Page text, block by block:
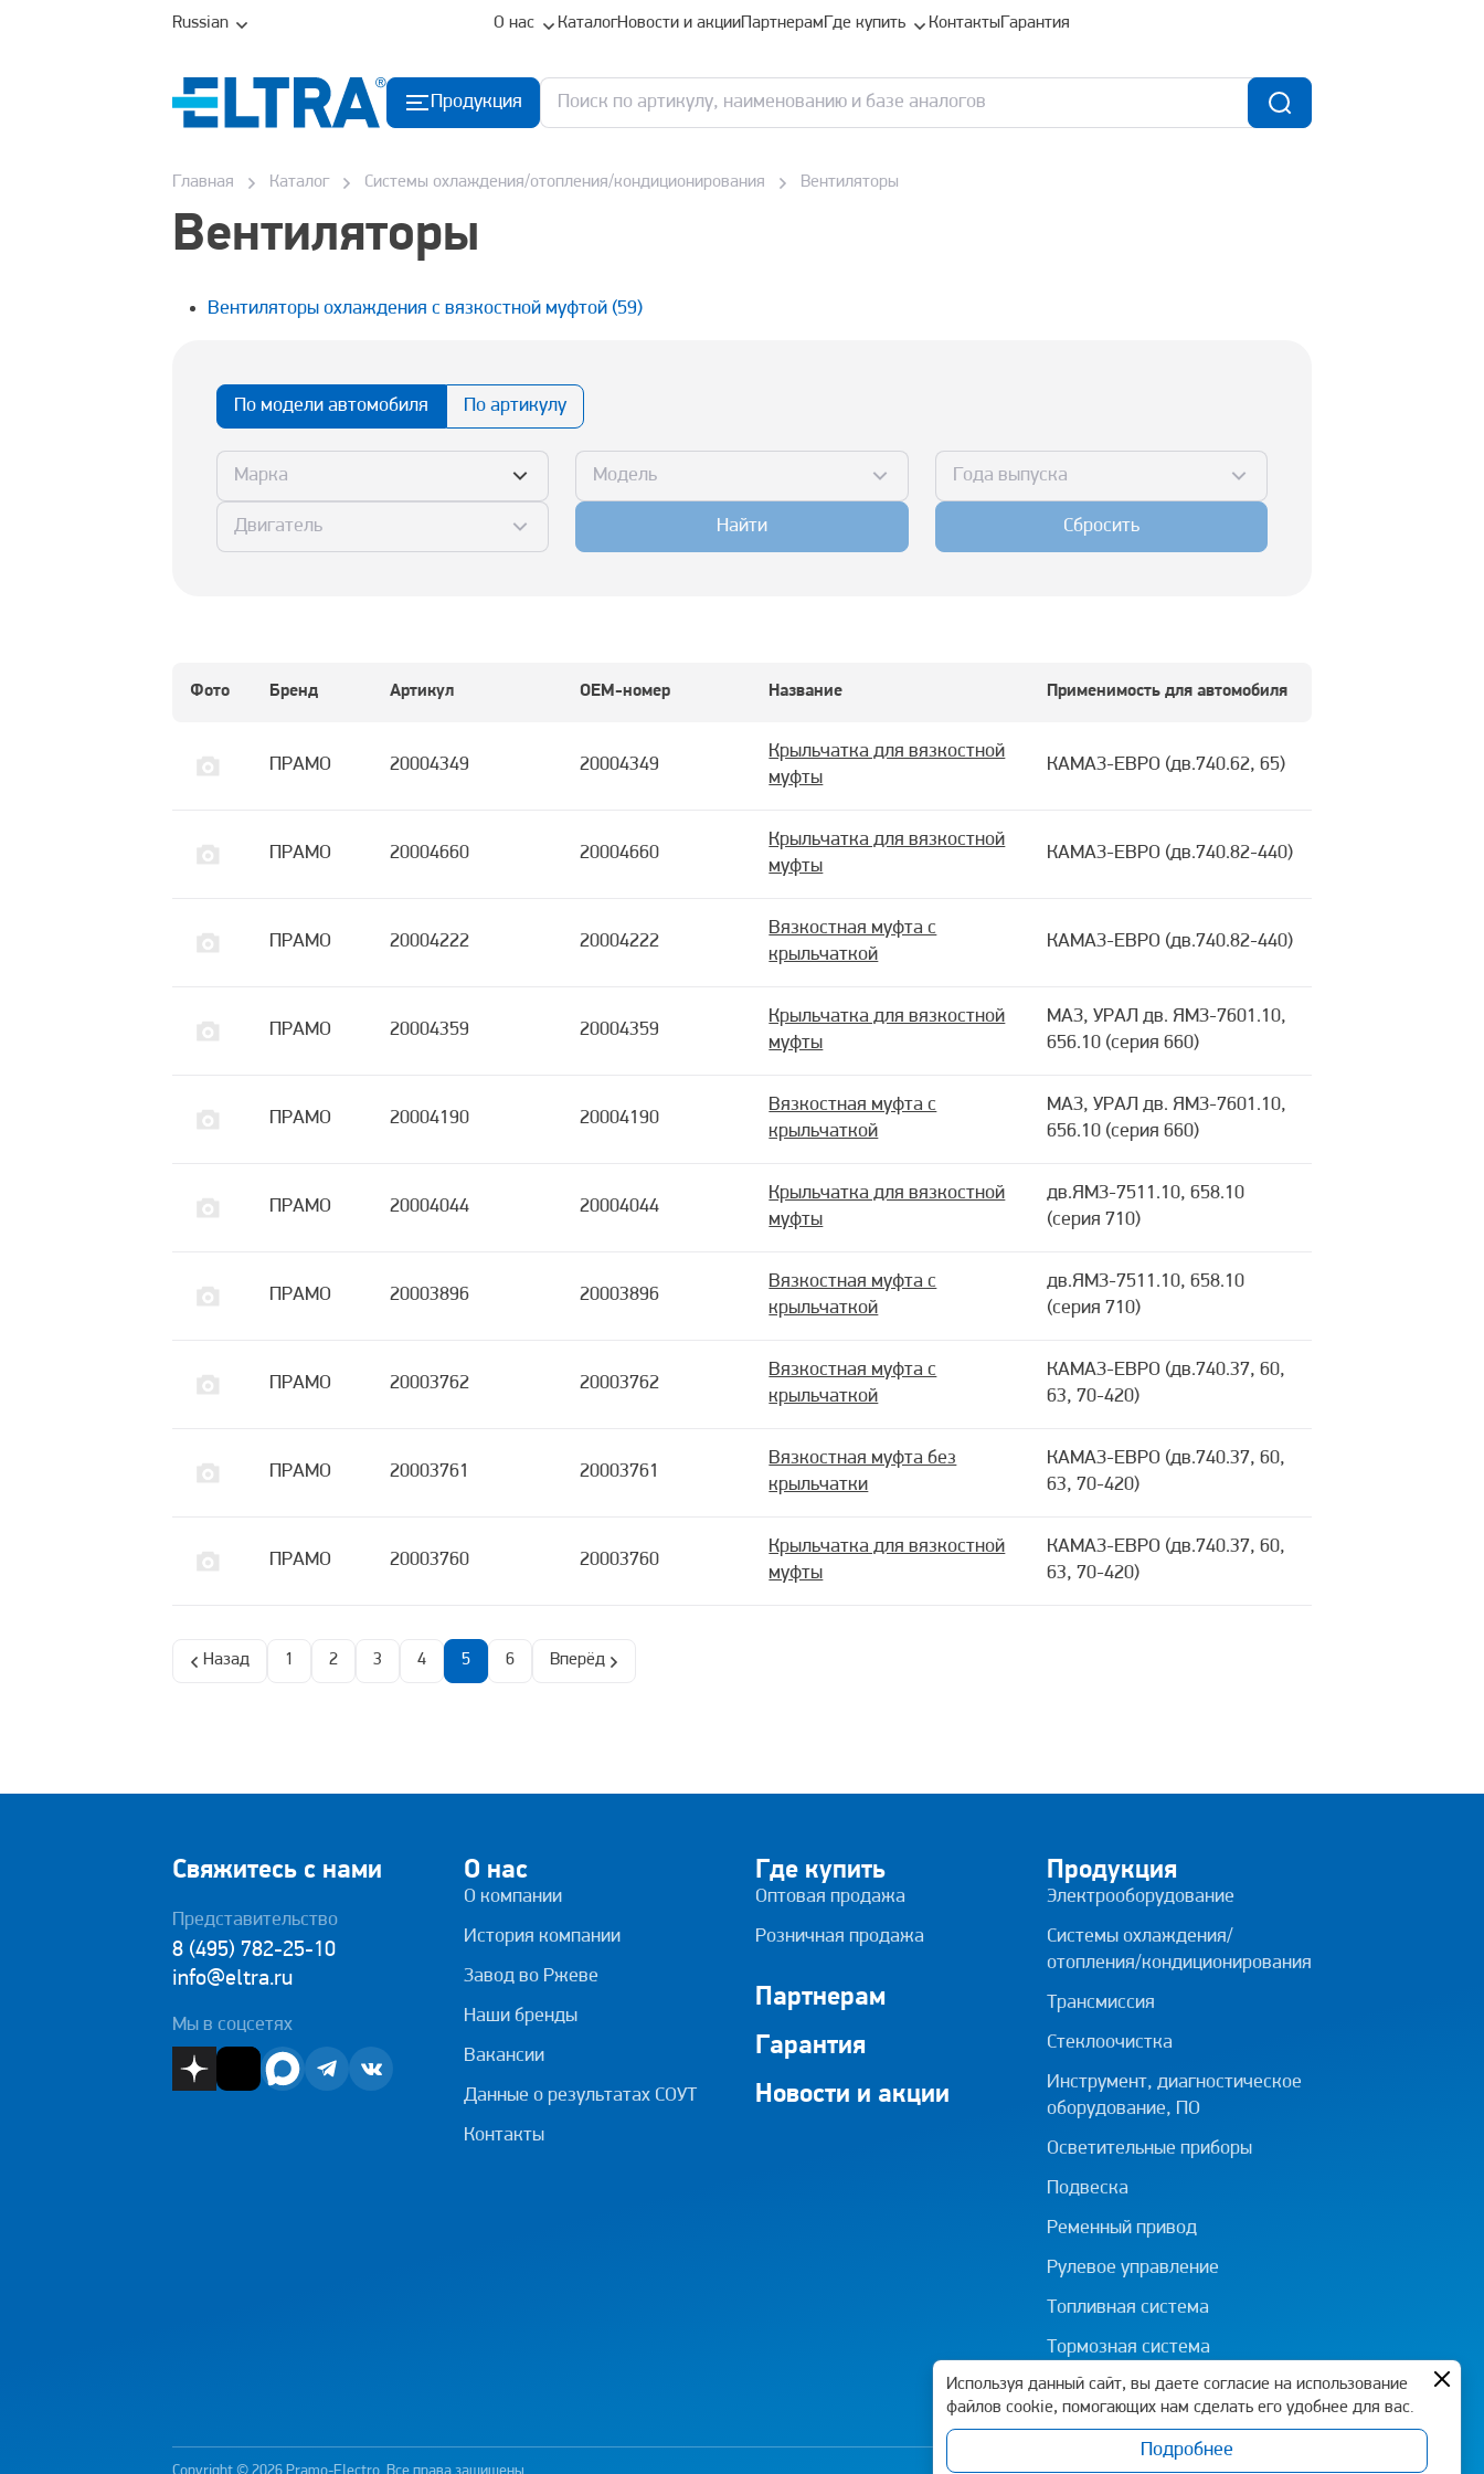
Russian О нас КаталогНовости и акцииПартнерам Где купить КонтактыГарантия
Продукция
Главная Каталог Системы охлаждения/отопления/кондиционирования Вентиляторы
Вентиляторы
Вентиляторы охлаждения с вязкостной муфтой (59)
По модели автомобиля По артикулу
Марка Модель Года выпуска
Двигатель Найти Сбросить
Фото Бренд Артикул OEM-номер Название Применимость для автомобиля
ПРАМО 20004349 20004349
Крыльчатка для вязкостной
муфты
КАМАЗ-ЕВРО (дв.740.62, 65)
ПРАМО 20004660 20004660
Крыльчатка для вязкостной
муфты
КАМАЗ-ЕВРО (дв.740.82-440)
ПРАМО 20004222 20004222
Вязкостная муфта с
крыльчаткой
КАМАЗ-ЕВРО (дв.740.82-440)
ПРАМО 20004359 20004359
Крыльчатка для вязкостной
муфты
МАЗ, УРАЛ дв. ЯМЗ-7601.10,
656.10 (серия 660)
ПРАМО 20004190 20004190
Вязкостная муфта с
крыльчаткой
МАЗ, УРАЛ дв. ЯМЗ-7601.10,
656.10 (серия 660)
ПРАМО 20004044 20004044
Крыльчатка для вязкостной
муфты
дв.ЯМЗ-7511.10, 658.10
(серия 710)
ПРАМО 20003896 20003896
Вязкостная муфта с
крыльчаткой
дв.ЯМЗ-7511.10, 658.10
(серия 710)
ПРАМО 20003762 20003762
Вязкостная муфта с
крыльчаткой
КАМАЗ-ЕВРО (дв.740.37, 60,
63, 70-420)
ПРАМО 20003761 20003761
Вязкостная муфта без
крыльчатки
КАМАЗ-ЕВРО (дв.740.37, 60,
63, 70-420)
ПРАМО 20003760 20003760
Крыльчатка для вязкостной
муфты
КАМАЗ-ЕВРО (дв.740.37, 60,
63, 70-420)
Назад 1 2 3 4 5 6 Вперёд
Свяжитесь с нами
Представительство
8 (495) 782-25-10
info@eltra.ru
Мы в соцсетях
О нас
О компании
История компании
Завод во Ржеве
Наши бренды
Вакансии
Данные о результатах СОУТ
Контакты
Где купить
Оптовая продажа
Розничная продажа
Партнерам
Гарантия
Новости и акции
Продукция
Электрооборудование
Системы охлаждения/
отопления/кондиционирования
Трансмиссия
Стеклоочистка
Инструмент, диагностическое
оборудование, ПО
Осветительные приборы
Подвеска
Ременный привод
Рулевое управление
Топливная система
Тормозная система
Используя данный сайт, вы даете согласие на использование
файлов cookie, помогающих нам сделать его удобнее для вас.
Подробнее